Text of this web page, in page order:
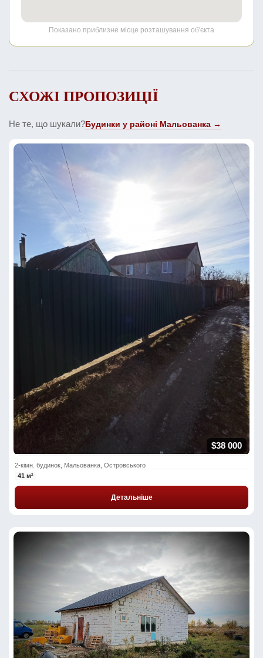
Показано приблизне місце розташування об'єкта
СХОЖІ ПРОПОЗИЦІЇ
Не те, що шукали?Будинки у районі Мальованка →
$38 000
2-кімн. будинок, Мальованка, Островського
41 м²
Детальніше